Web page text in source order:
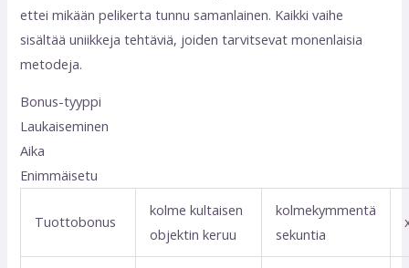
ettei mikään pelikerta tunnu samanlainen. Kaikki vaihe
sisältää uniikkeja tehtäviä, joiden tarvitsevat monenlaisia
metodeja.
Bonus-tyyppi
Laukaiseminen
Aika
Enimmäisetu
Tuottobonus
kolme kultaisen
objektin keruu
kolmekymmentä
sekuntia